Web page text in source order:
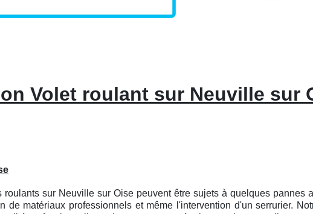
Volet roulant sur Neuville sur
sur Neuville sur Oise peuvent être sujets à quelques pannes
de matériaux professionnels et même l'intervention d'un serrurier.